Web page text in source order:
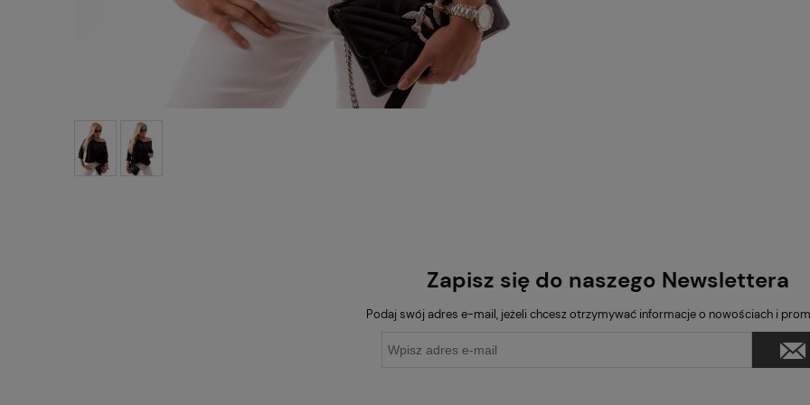
Zapisz się do naszego Newslettera
Podaj swój adres e-mail, jeżeli chcesz otrzymywać informacje o nowościach i